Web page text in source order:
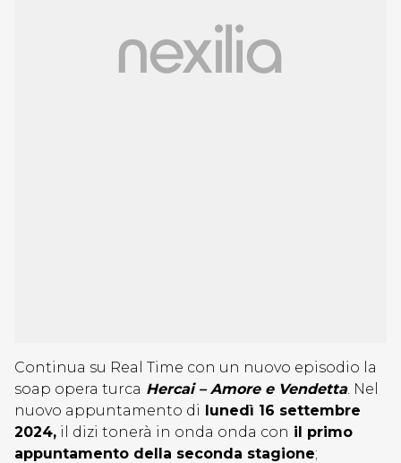
Continua su Real Time con un nuovo episodio la
soap opera turca Hercai – Amore e Vendetta. Nel
nuovo appuntamento di lunedì 16 settembre
2024, il dizi tonerà in onda onda con il primo
appuntamento della seconda stagione;